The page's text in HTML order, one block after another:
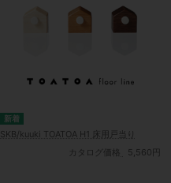
SKB/kuuki TOATOA H1 床用戸当り
カタログ価格
5,560円